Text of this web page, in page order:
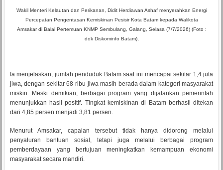
Wakil Menteri Kelautan dan Perikanan, Didit Herdiawan Ashaf menyerahkan Energi
Percepatan Pengentasan Kemiskinan Pesisir Kota Batam kepada Walikota
Amsakar di Balai Pertemuan KNMP Sembulang, Galang, Selasa (7/7/2026) (Foto :
dok Diskominfo Batam),
Ia menjelaskan, jumlah penduduk Batam saat ini mencapai sekitar 1,4 juta
jiwa, dengan sekitar 68 ribu jiwa masih berada dalam kategori masyarakat
miskin. Meski demikian, berbagai program yang dijalankan pemerintah
menunjukkan hasil positif. Tingkat kemiskinan di Batam berhasil ditekan
dari 4,85 persen menjadi 3,81 persen.
Menurut Amsakar, capaian tersebut tidak hanya didorong melalui
penyaluran bantuan sosial, tetapi juga melalui berbagai program
pemberdayaan yang bertujuan meningkatkan kemampuan ekonomi
masyarakat secara mandiri.